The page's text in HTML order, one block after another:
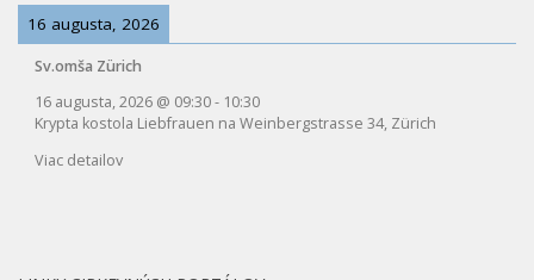
16 augusta, 2026
Sv.omša Zürich
16 augusta, 2026 @ 09:30- 10:30
Krypta kostola Liebfrauen na Weinbergstrasse 34, Zürich
Viac detailov